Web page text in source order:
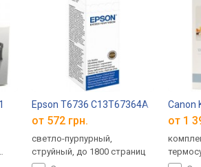
Epson T6736 C13T67364A
от 572 грн.
светло-пурпурный,
струйный, до 1800 страниц
Canon
от 1
108